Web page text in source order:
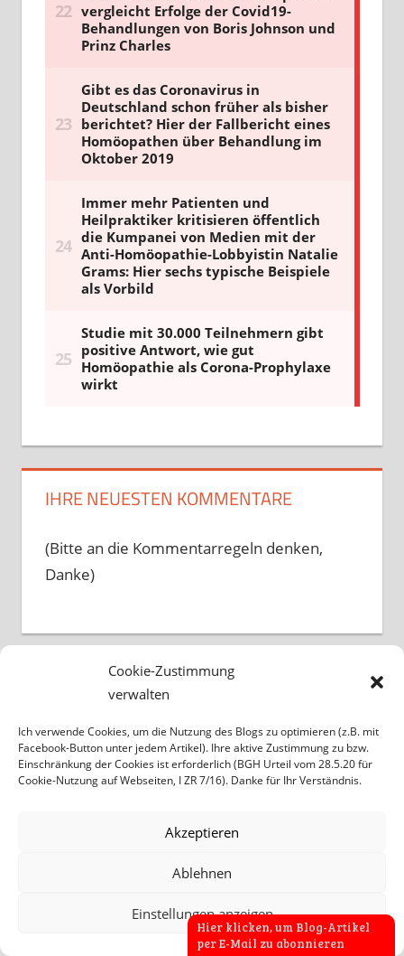
Cookie-Zustimmung
verwalten
Ich verwende Cookies, um die Nutzung des Blogs zu optimieren (z.B. mit
Facebook-Button unter jedem Artikel). Ihre aktive Zustimmung zu bzw.
Einschränkung der Cookies ist erforderlich (BGH Urteil vom 28.5.20 für
Cookie-Nutzung auf Webseiten, I ZR 7/16). Danke für Ihr Verständnis.
Akzeptieren
Ablehnen
Einstellungen anzeigen
IHRE NEUESTEN KOMMENTARE
(Bitte an die Kommentarregeln denken,
Danke)
beschließt GKV-Aus der Homöopathie:
Die Ausgrenzung wird zum Gesetz
11/07/2026
ekelhaft stirnrunzelnden Merz passt, der in
Heinz Jürgen SchmidtzuBundestag
Hier klicken, um Blog-Artikel
per E-Mail zu abonnieren